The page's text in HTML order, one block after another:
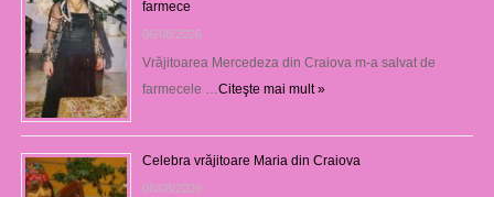
farmece
06/08/2026
Vrăjitoarea Mercedeza din Craiova m-a salvat de
farmecele … Citeşte mai mult »
Celebra vrăjitoare Maria din Craiova
06/08/2026